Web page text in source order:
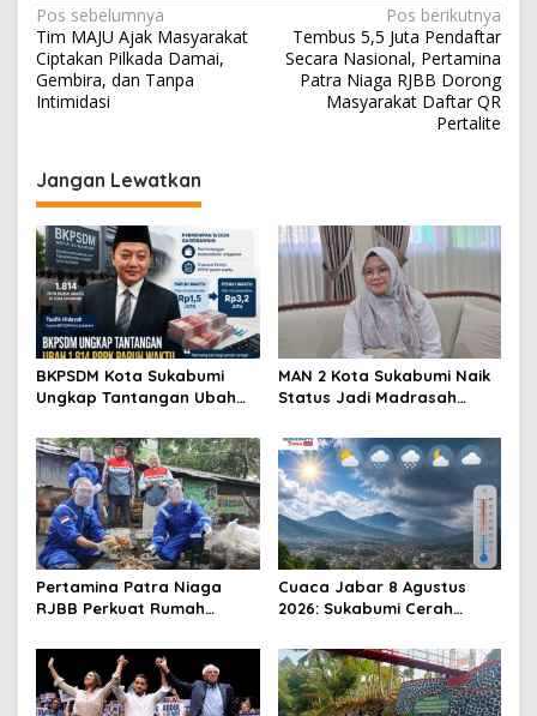
N
a
v
a
s
i
p
o
s
Pos sebelumnya
Tim MAJU Ajak Masyarakat
Ciptakan Pilkada Damai,
Gembira, dan Tanpa
Intimidasi
Pos berikutnya
Tembus 5,5 Juta Pendaftar
Secara Nasional, Pertamina
Patra Niaga RJBB Dorong
Masyarakat Daftar QR
Pertalite
Jangan Lewatkan
BKPSDM Kota Sukabumi
Ungkap Tantangan Ubah
Penuh Waktu
MAN 2 Kota Sukabumi Naik
Status Jadi Madrasah
dari 77 Madrasah se-Jabar
Hanya 8 yang Dapat SK
Pertamina Patra Niaga
RJBB Perkuat Rumah
Pengelolaan Sampah di
Kota Bandung
Cuaca Jabar 8 Agustus
2026: Sukabumi Cerah
hingga 34 Derajat Celsius